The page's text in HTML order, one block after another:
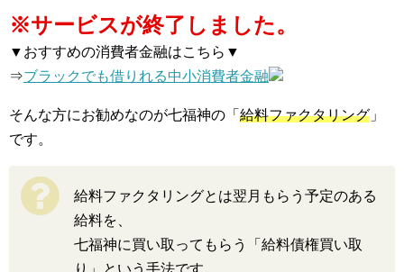
※サービスが終了しました。
▼おすすめの消費者金融はこちら▼
⇒ブラックでも借りれる中小消費者金融
そんな方にお勧めなのが七福神の「 給料ファクタリング 」
です。
給料ファクタリングとは翌月もらう予定のある
給料を、
七福神に買い取ってもらう「給料債権買い取